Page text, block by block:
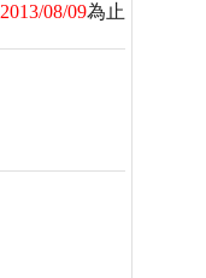
2013/08/09為止